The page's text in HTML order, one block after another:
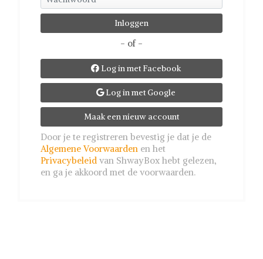
- of -
Log in met Facebook
Log in met Google
Maak een nieuw account
Door je te registreren bevestig je dat je de
Algemene Voorwaarden en het
Privacybeleid van ShwayBox hebt gelezen,
en ga je akkoord met de voorwaarden.